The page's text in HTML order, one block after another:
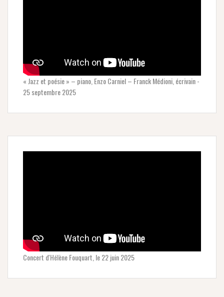
« Jazz et poésie » – piano, Enzo Carniel – Franck Médioni, écrivain -
25 septembre 2025
Concert d'Hélène Fouquart, le 22 juin 2025